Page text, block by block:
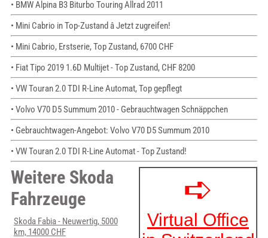
• BMW Alpina B3 Biturbo Touring Allrad 2011
• Mini Cabrio in Top-Zustand â Jetzt zugreifen!
• Mini Cabrio, Erstserie, Top Zustand, 6700 CHF
• Fiat Tipo 2019 1.6D Multijet - Top Zustand, CHF 8200
• VW Touran 2.0 TDI R-Line Automat, Top gepflegt
• Volvo V70 D5 Summum 2010 - Gebrauchtwagen Schnäppchen
• Gebrauchtwagen-Angebot: Volvo V70 D5 Summum 2010
• VW Touran 2.0 TDI R-Line Automat - Top Zustand!
Weitere Skoda
Fahrzeuge
Skoda Fabia - Neuwertig, 5000
km, 14000 CHF